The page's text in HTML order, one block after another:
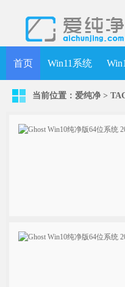
首页 Win11系统
当前位置： 爱纯净 >